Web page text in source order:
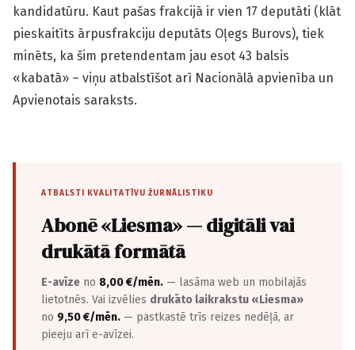
kandidatūru. Kaut pašas frakcijā ir vien 17 deputāti (klāt
pieskaitīts ārpusfrakciju deputāts Oļegs Burovs), tiek
minēts, ka šim pretendentam jau esot 43 balsis
«kabatā» – viņu atbalstīšot arī Nacionālā apvienība un
Apvienotais saraksts.
ATBALSTI KVALITATĪVU ŽURNĀLISTIKU
Abonē «Liesma» — digitāli vai
drukātā formātā
E-avīze no 8,00 €/mēn. — lasāma web un mobilajās
lietotnēs. Vai izvēlies drukāto laikrakstu «Liesma»
no 9,50 €/mēn. — pastkastē trīs reizes nedēļā, ar
pieeju arī e-avīzei.